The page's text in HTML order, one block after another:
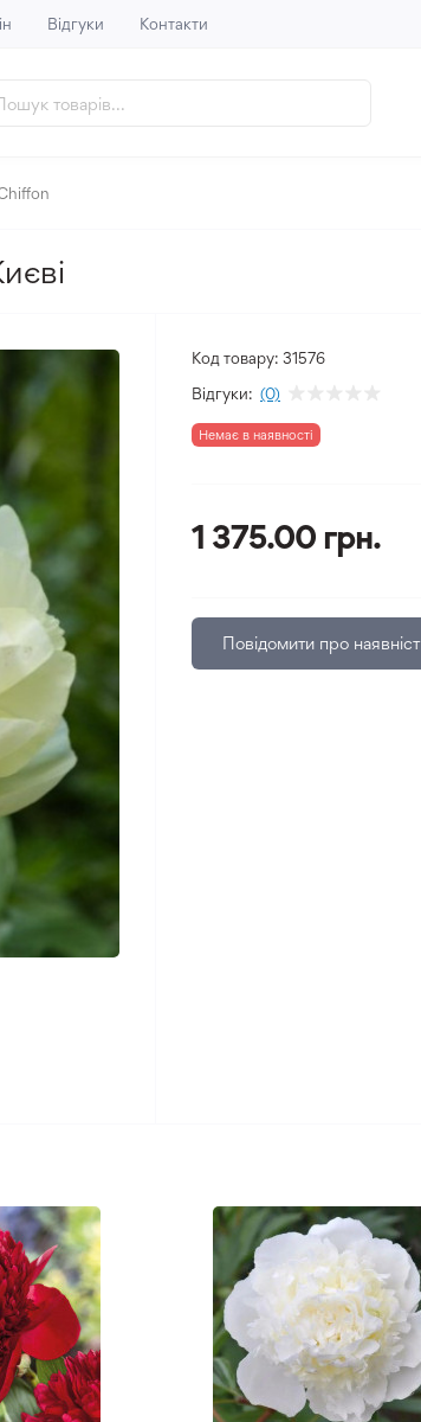
Відгуки Контакти
Код товару: 31576
Відгуки: (0)
Немає в наявності
1 375.00 грн.
Повідомити про